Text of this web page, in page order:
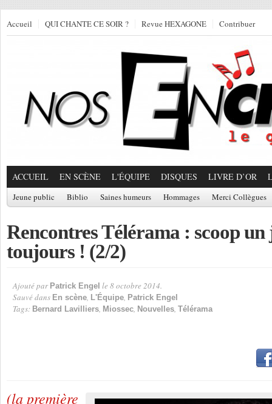
Accueil QUI CHANTE CE SOIR ? Revue HEXAGONE Contribuer
ACCUEIL EN SCÈNE L'ÉQUIPE DISQUES LIVRE D’OR
Jeune public Biblio Saines humeurs Hommages Merci Collègues
Rencontres Télérama : scoop un
toujours ! (2/2)
Ajouté par Patrick Engel le 8 octobre 2014.
Sauvé dans En scène, L'Équipe, Patrick Engel
Tags: Bernard Lavilliers, Miossec, Nouvelles, Télérama
(la première